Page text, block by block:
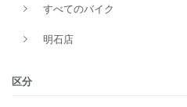
すべてのバイク
明石店
区分
新車
タイプ